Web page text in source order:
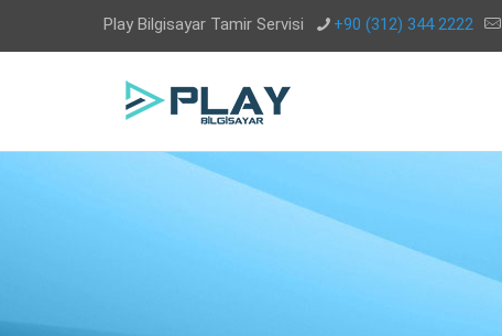
Play Bilgisayar Tamir Servisi +90 (312) 344 2222